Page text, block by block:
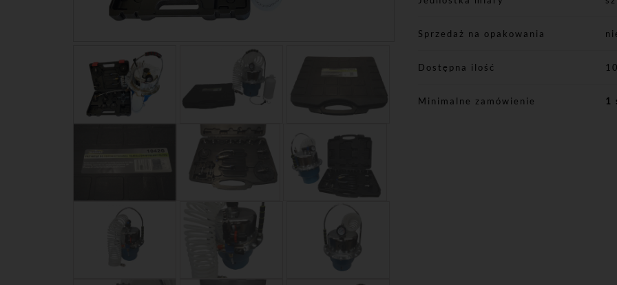
Sprzedaż na opakowania
Dostępna ilość
Minimalne zamówienie 1